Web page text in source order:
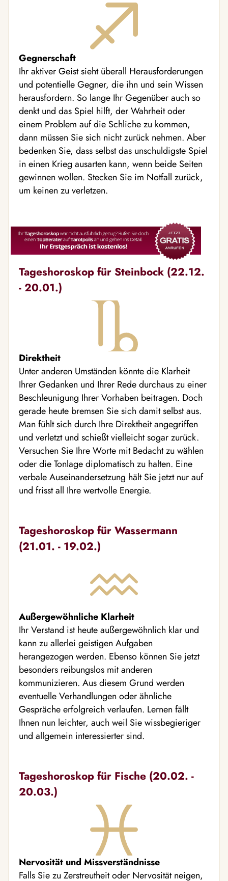
Gegnerschaft
Ihr aktiver Geist sieht überall Herausforderungen
und potentielle Gegner, die ihn und sein Wissen
herausfordern. So lange Ihr Gegenüber auch so
denkt und das Spiel hilft, der Wahrheit oder
einem Problem auf die Schliche zu kommen,
dann müssen Sie sich nicht zurück nehmen. Aber
bedenken Sie, dass selbst das unschuldigste Spiel
in einen Krieg ausarten kann, wenn beide Seiten
gewinnen wollen. Stecken Sie im Notfall zurück,
um keinen zu verletzen.
Tageshoroskop für Steinbock (22.12.
- 20.01.)
Direktheit
Unter anderen Umständen könnte die Klarheit
Ihrer Gedanken und Ihrer Rede durchaus zu einer
Beschleunigung Ihrer Vorhaben beitragen. Doch
gerade heute bremsen Sie sich damit selbst aus.
Man fühlt sich durch Ihre Direktheit angegriffen
und verletzt und schießt vielleicht sogar zurück.
Versuchen Sie Ihre Worte mit Bedacht zu wählen
oder die Tonlage diplomatisch zu halten. Eine
verbale Auseinandersetzung hält Sie jetzt nur auf
und frisst all Ihre wertvolle Energie.
Tageshoroskop für Wassermann
(21.01. - 19.02.)
Außergewöhnliche Klarheit
Ihr Verstand ist heute außergewöhnlich klar und
kann zu allerlei geistigen Aufgaben
herangezogen werden. Ebenso können Sie jetzt
besonders reibungslos mit anderen
kommunizieren. Aus diesem Grund werden
eventuelle Verhandlungen oder ähnliche
Gespräche erfolgreich verlaufen. Lernen fällt
Ihnen nun leichter, auch weil Sie wissbegieriger
und allgemein interessierter sind.
Tageshoroskop für Fische (20.02. -
20.03.)
Nervosität und Missverständnisse
Falls Sie zu Zerstreutheit oder Nervosität neigen,